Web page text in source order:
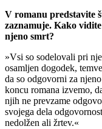
V romanu predstavite
zaznamuje. Kako
njeno smrt?
»Vsi so sodelovali pri
osamljen dogodek,
da so odgovorni za
koncu romana izvemo,
njih ne prevzame
svojega dela
nedolžen ali žrtev.«